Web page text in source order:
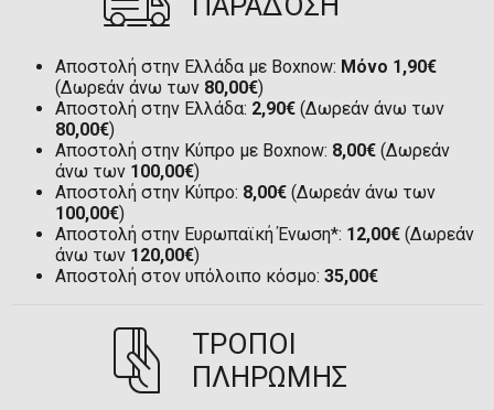
Αποστολή στην Ελλάδα με Boxnow: Μόνο 1,90€
(Δωρεάν άνω των 80,00€)
Αποστολή στην Ελλάδα: 2,90€ (Δωρεάν άνω των
80,00€)
Αποστολή στην Κύπρο με Boxnow: 8,00€ (Δωρεάν
άνω των 100,00€)
Αποστολή στην Κύπρο: 8,00€ (Δωρεάν άνω των
100,00€)
Αποστολή στην Ευρωπαϊκή Ένωση*: 12,00€ (Δωρεάν
άνω των 120,00€)
Αποστολή στον υπόλοιπο κόσμο: 35,00€
ΤΡΟΠΟΙ
ΠΛΗΡΩΜΗΣ